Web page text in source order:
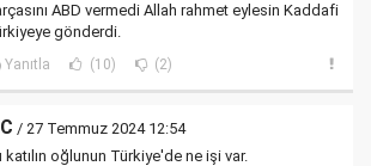
ABD vermedi Allah rahmet eylesin Kaddafi
gönderdi.
Yanıtla (10) (2)
/ 27 Temmuz 2024 12:54
katılın oğlunun Türkiye'de ne işi var.